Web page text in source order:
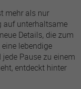
mehr als nur
unterhaltsame
Details, die zum
lebendige
Pause zu einem
entdeckt hinter